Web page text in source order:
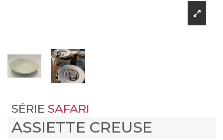
SÉRIE SAFARI
ASSIETTE CREUSE